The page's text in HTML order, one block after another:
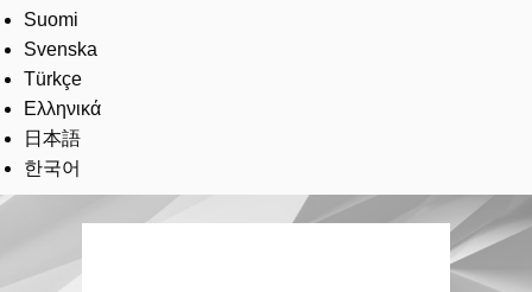
Suomi
Svenska
Türkçe
Ελληνικά
日本語
한국어